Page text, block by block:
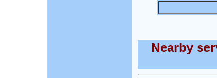
Nearby